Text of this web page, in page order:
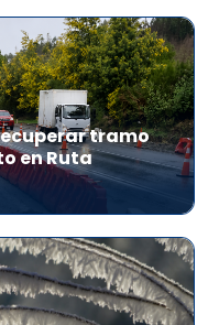
tramo
en Ruta